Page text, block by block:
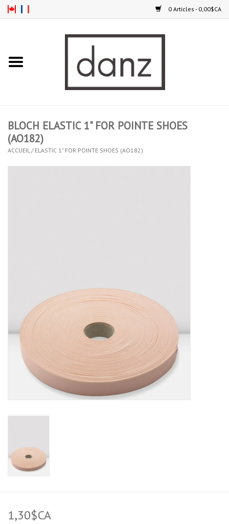
0 Articles - 0,00$CA
COLLANTS
SOULIERS
PARTENARIAT
FAIT AU QUEBEC
Marques
BLOCH ELASTIC 1" FOR POINTE SHOES
(AO182)
ACCUEIL / ELASTIC 1" FOR POINTE SHOES (AO182)
1,30$CA